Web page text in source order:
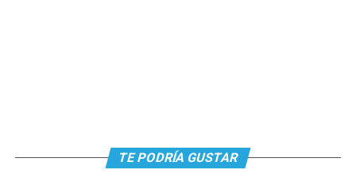
TE PODRÍA GUSTAR